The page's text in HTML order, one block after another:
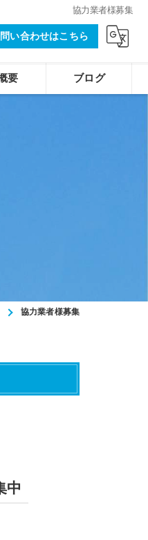
協力業者様募集
い合わせはこちら
要 ブログ
協力業者様募集
中